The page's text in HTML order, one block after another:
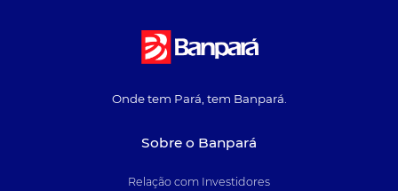
Onde tem Pará, tem Banpará.
Sobre o Banpará
Relação com Investidores